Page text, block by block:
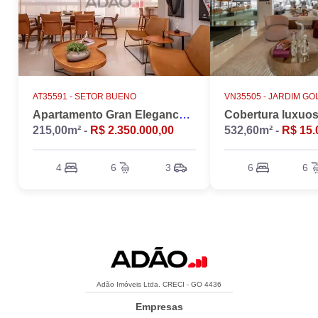
AT35591 - SETOR BUENO
Apartamento Gran Elegance - 4 suites + Home Office
215,00m² - R$ 2.350.000,00
4 6 3
VN35505 - JARDIM
532,60m² - R$
6 6
Adão Imóveis Ltda. CRECI - GO 4436
Empresas